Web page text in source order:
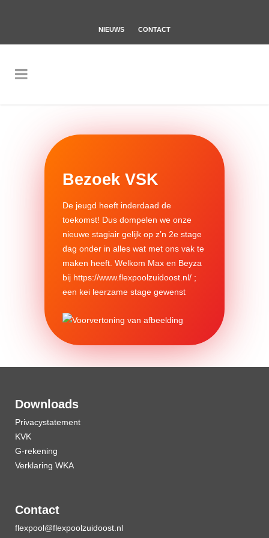
NIEUWS CONTACT
Bezoek VSK
De jeugd heeft inderdaad de
toekomst! Dus dompelen we onze
nieuwe stagiair gelijk op z’n 2e stage
dag onder in alles wat met ons vak te
maken heeft. Welkom Max en Beyza
bij https://www.flexpoolzuidoost.nl/ ;
een kei leerzame stage gewenst
Downloads
Privacystatement
KVK
G-rekening
Verklaring WKA
Contact
flexpool@flexpoolzuidoost.nl